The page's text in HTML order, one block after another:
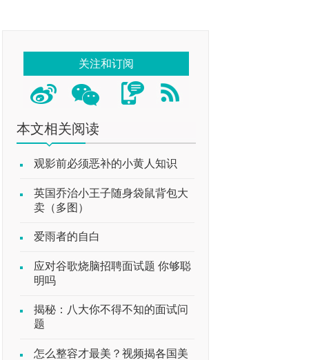
关注和订阅
本文相关阅读
观影前必须恶补的小黄人知识
英国乔治小王子随身袋鼠背包大
卖（多图）
爱雨者的自白
应对谷歌烧脑招聘面试题 你够聪
明吗
揭秘：八大你不得不知的面试问
题
怎么整容才最美？视频揭各国美